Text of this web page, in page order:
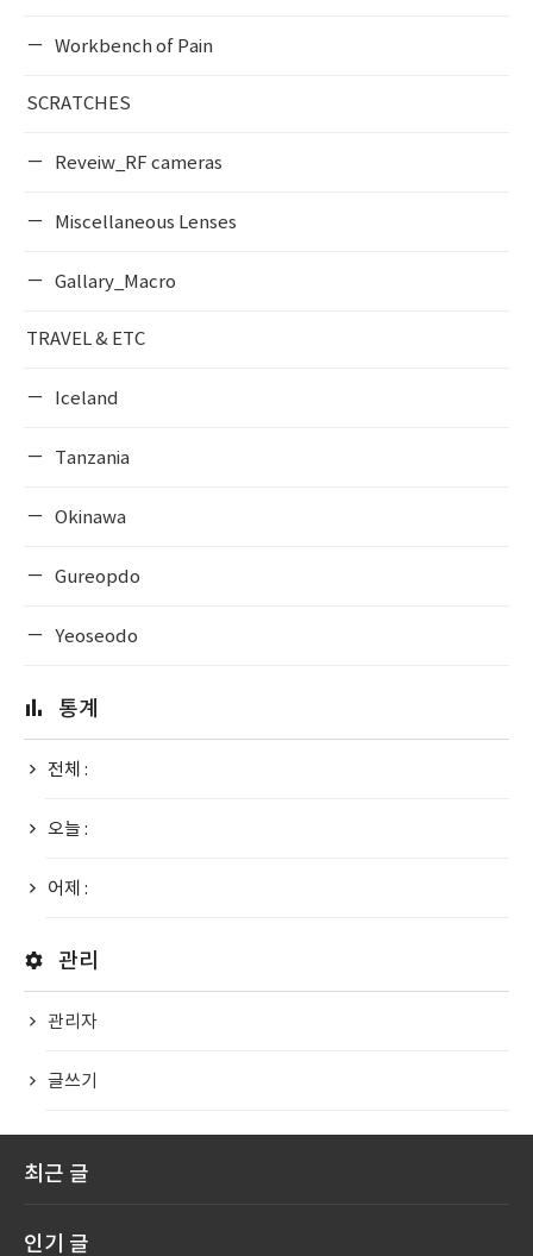
Workbench of Pain
SCRATCHES
Reveiw_RF cameras
Miscellaneous Lenses
Gallary_Macro
TRAVEL & ETC
Iceland
Tanzania
Okinawa
Gureopdo
Yeoseodo
통계
전체 :
오늘 :
어제 :
관리
관리자
글쓰기
최근 글
인기 글